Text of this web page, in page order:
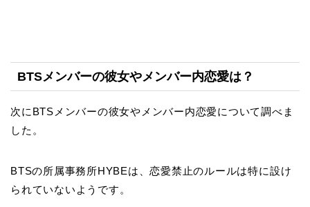
BTSメンバーの彼女やメンバー内恋愛は？
次にBTSメンバーの彼女やメンバー内恋愛について調べま
した。
BTSの所属事務所HYBEは、恋愛禁止のルールは特に設け
られていないようです。